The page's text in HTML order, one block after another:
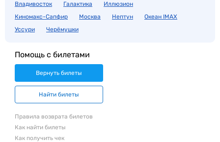
Владивосток Галактика
Иллюзион
Киномакс-Сапфир
Москва Нептун
Океан IMAX
Уссури
Черёмушки
Помощь с билетами
Вернуть билеты
Найти билеты
Правила возврата билетов
Как найти билеты
Как получить чек